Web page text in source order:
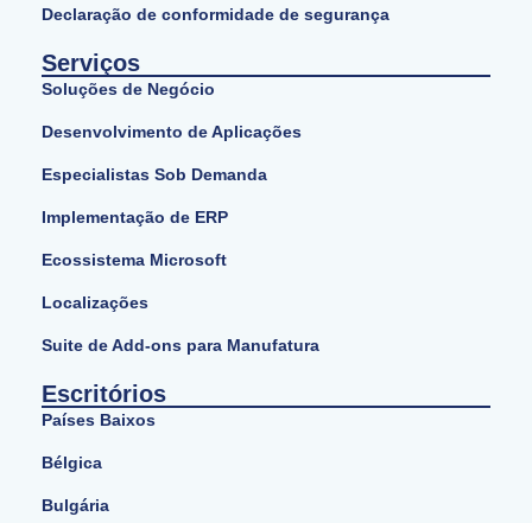
Declaração de conformidade de segurança
Serviços
Soluções de Negócio
Desenvolvimento de Aplicações
Especialistas Sob Demanda
Implementação de ERP
Ecossistema Microsoft
Localizações
Suite de Add-ons para Manufatura
Escritórios
Países Baixos
Bélgica
Bulgária